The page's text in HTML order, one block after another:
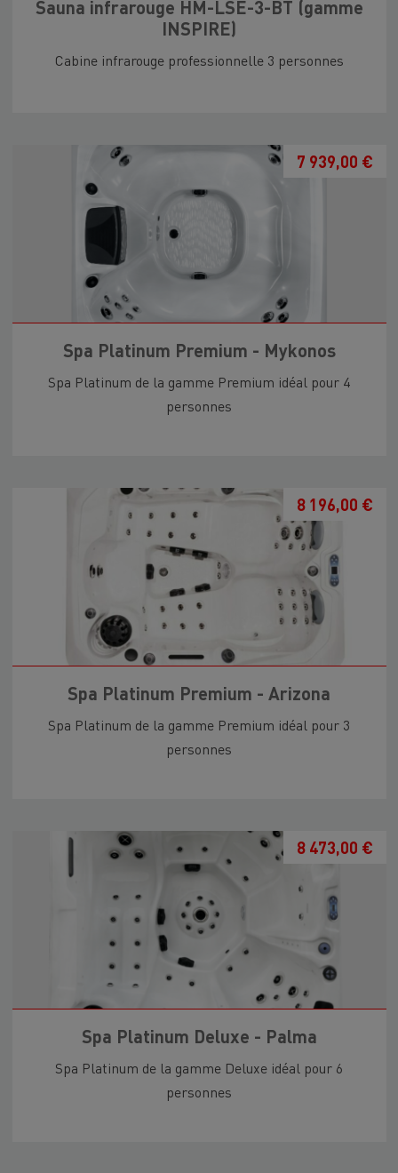
Sauna infrarouge HM-LSE-3-BT (gamme
INSPIRE)
Cabine infrarouge professionnelle 3 personnes
7 939,00 €
Spa Platinum Premium - Mykonos
Spa Platinum de la gamme Premium idéal pour 4
personnes
8 196,00 €
Spa Platinum Premium - Arizona
Spa Platinum de la gamme Premium idéal pour 3
personnes
8 473,00 €
Spa Platinum Deluxe - Palma
Spa Platinum de la gamme Deluxe idéal pour 6
personnes